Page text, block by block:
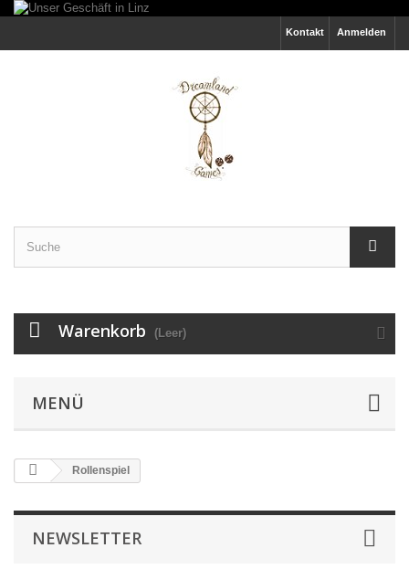
Anmelden
Kontakt
Warenkorb (Leer)
MENÜ
Rollenspiel
NEWSLETTER